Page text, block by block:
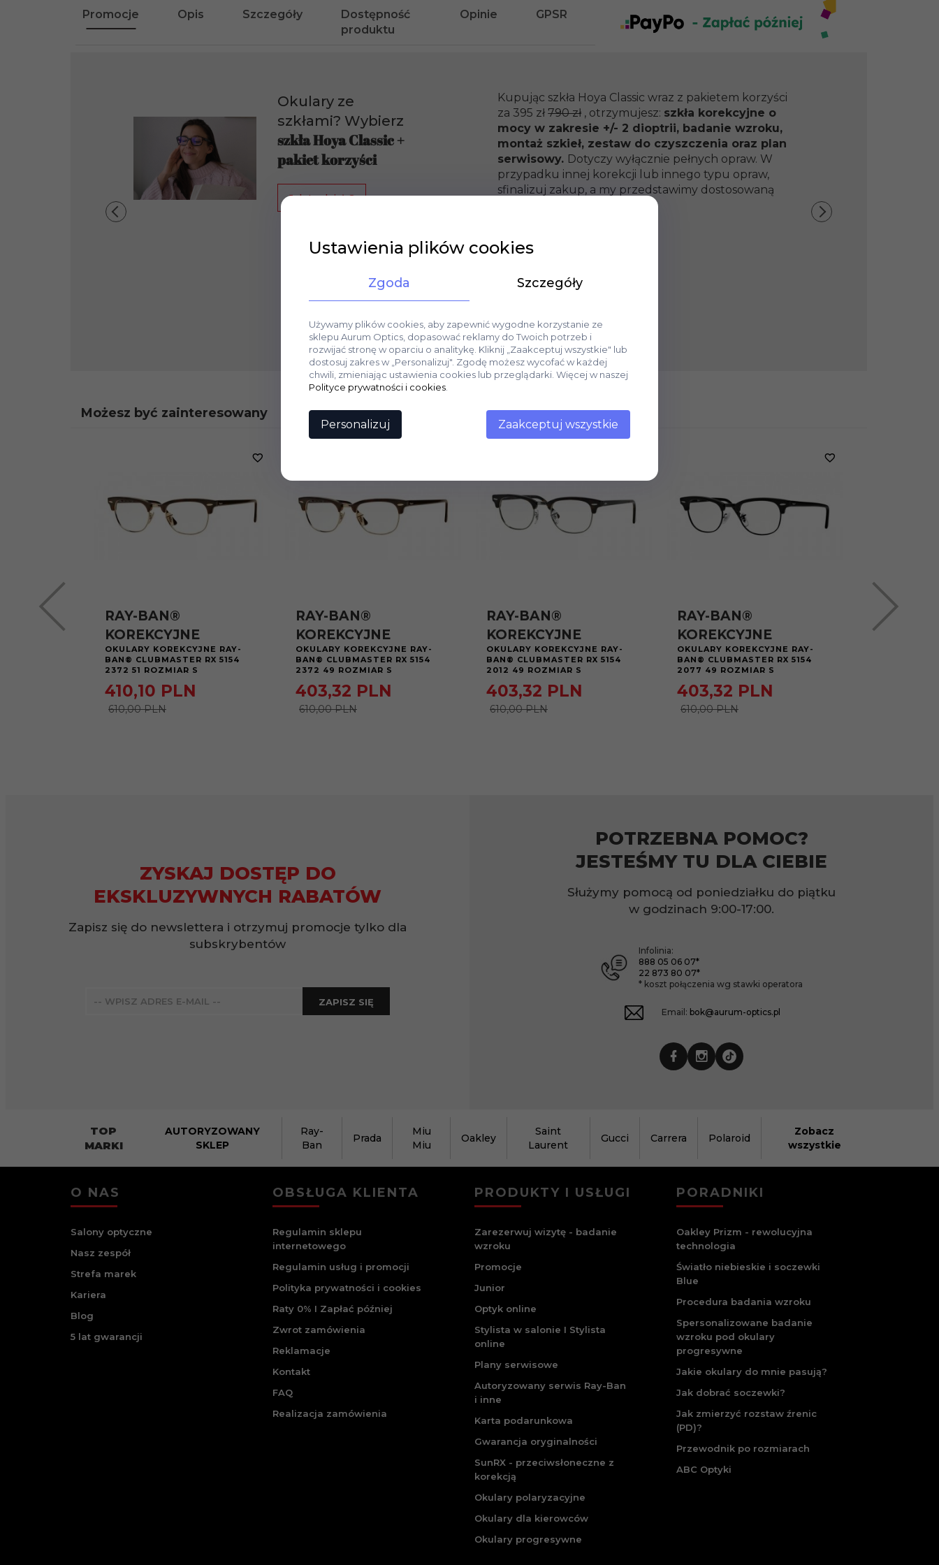
Promocje Opis Szczegóły
Dostępność
produktu
Opinie GPSR
Okulary ze
szkłami? Wybierz
szkła Hoya Classic +
pakiet korzyści
Jak to działa?
Kupując szkła Hoya Classic wraz z pakietem korzyści
za 395 zł790 zł , otrzymujesz: szkła korekcyjne o
mocy w zakresie +/- 2 dioptrii, badanie wzroku,
montaż szkieł, zestaw do czyszczenia oraz plan
serwisowy. Dotyczy wyłącznie pełnych opraw. W
przypadku innej korekcji lub innego typu opraw,
sfinalizuj zakup, a my przedstawimy dostosowaną
Możesz być zainteresowany
RAY-BAN®
KOREKCYJNE
OKULARY KOREKCYJNE RAY-
BAN® CLUBMASTER RX 5154
2372 51 ROZMIAR S
410,10 PLN
610,00 PLN
RAY-BAN®
KOREKCYJNE
OKULARY KOREKCYJNE RAY-
BAN® CLUBMASTER RX 5154
2372 49 ROZMIAR S
403,32 PLN
610,00 PLN
RAY-BAN®
KOREKCYJNE
OKULARY KOREKCYJNE RAY-
BAN® CLUBMASTER RX 5154
2012 49 ROZMIAR S
403,32 PLN
610,00 PLN
RAY-BAN®
KOREKCYJNE
OKULARY KOREKCYJNE RAY-
BAN® CLUBMASTER RX 5154
2077 49 ROZMIAR S
403,32 PLN
610,00 PLN
RAY-
ZYSKAJ DOSTĘP DO
EKSKLUZYWNYCH RABATÓW
Zapisz się do newslettera i otrzymuj promocje tylko dla
subskrybentów
ZAPISZ SIĘ
POTRZEBNA POMOC?
JESTEŚMY TU DLA CIEBIE
Służymy pomocą od poniedziałku do piątku
w godzinach 9:00-17:00.
Infolinia:
888 05 06 07*
22 873 80 07*
* koszt połączenia wg stawki operatora
Email: bok@aurum-optics.pl
TOP
MARKI
AUTORYZOWANY
SKLEP
Ray-
Ban
Prada
Miu
Miu
Oakley
Saint
Laurent
Gucci Carrera Polaroid
Zobacz
wszystkie
O NAS
Salony optyczne
Nasz zespół
Strefa marek
Kariera
Blog
5 lat gwarancji
OBSŁUGA KLIENTA
Regulamin sklepu
internetowego
Regulamin usług i promocji
Polityka prywatności i cookies
Raty 0% I Zapłać później
Zwrot zamówienia
Reklamacje
Kontakt
FAQ
Realizacja zamówienia
PRODUKTY I USŁUGI
Zarezerwuj wizytę - badanie
wzroku
Promocje
Junior
Optyk online
Stylista w salonie I Stylista
online
Plany serwisowe
Autoryzowany serwis Ray-Ban
i inne
Karta podarunkowa
Gwarancja oryginalności
SunRX - przeciwsłoneczne z
korekcją
Okulary polaryzacyjne
Okulary dla kierowców
Okulary progresywne
PORADNIKI
Oakley Prizm - rewolucyjna
technologia
Światło niebieskie i soczewki
Blue
Procedura badania wzroku
Spersonalizowane badanie
wzroku pod okulary
progresywne
Jakie okulary do mnie pasują?
Jak dobrać soczewki?
Jak zmierzyć rozstaw źrenic
(PD)?
Przewodnik po rozmiarach
ABC Optyki
Ustawienia plików cookies
Zgoda Szczegóły
Używamy plików cookies, aby zapewnić wygodne korzystanie ze
sklepu Aurum Optics, dopasować reklamy do Twoich potrzeb i
rozwijać stronę w oparciu o analitykę. Kliknij „Zaakceptuj wszystkie" lub
dostosuj zakres w „Personalizuj". Zgodę możesz wycofać w każdej
chwili, zmieniając ustawienia cookies lub przeglądarki. Więcej w naszej
Polityce prywatności i cookies
Personalizuj Zaakceptuj wszystkie